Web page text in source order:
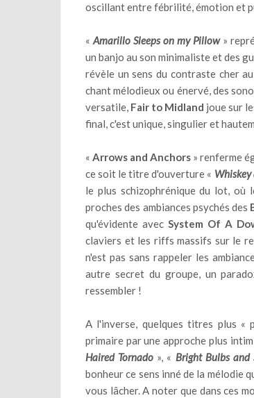
oscillant entre fébrilité, émotion et
« Amarillo Sleeps on my Pillow »
un banjo au son minimaliste et des
révèle un sens du contraste cher
chant mélodieux ou énervé, des
versatile, Fair to Midland joue sur
final, c'est unique, singulier et
«Arrows and Anchors » renferme
ce soit le titre d'ouverture «
le plus schizophrénique du lot, où
proches des ambiances psychés des
qu'évidente avec System Of A
claviers et les riffs massifs sur le
n'est pas sans rappeler les
autre secret du groupe, un
ressembler !
A l'inverse, quelques titres plus «
primaire par une approche plus
Haired Tornado », « Bright Bulbs and
bonheur ce sens inné de la mélodie
vous lâcher. A noter que dans ces